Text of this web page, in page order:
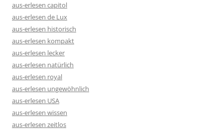
aus-erlesen capitol
aus-erlesen de Lux
aus-erlesen historisch
aus-erlesen kompakt
aus-erlesen lecker
aus-erlesen natürlich
aus-erlesen royal
aus-erlesen ungewöhnlich
aus-erlesen USA
aus-erlesen wissen
aus-erlesen zeitlos